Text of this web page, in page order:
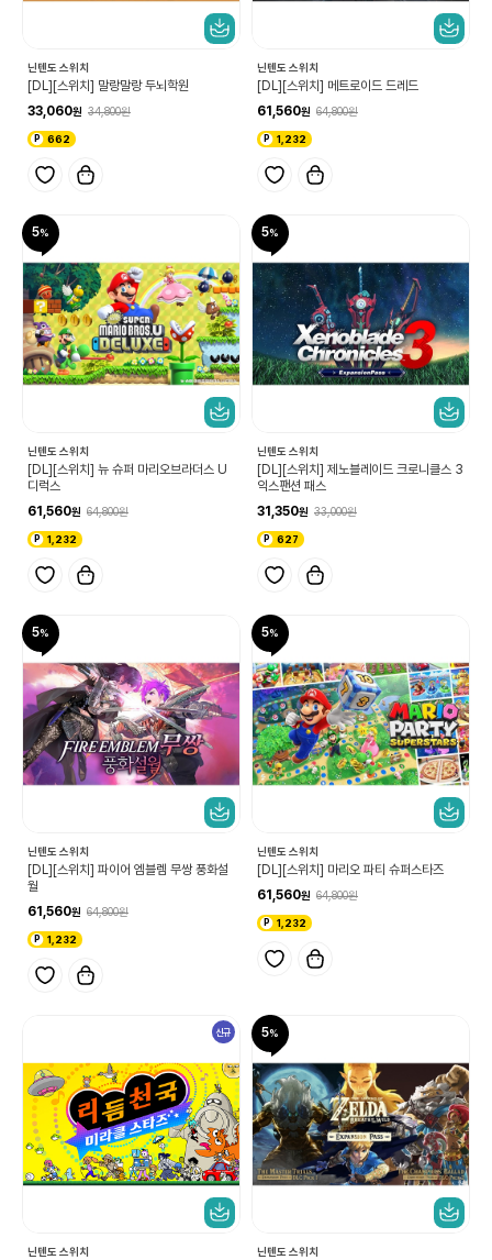
닌텐도 스위치
[DL][스위치] 말랑말랑 두뇌학원
33,060
34,800
662
닌텐도 스위치
[DL][스위치] 메트로이드 드레드
61,560
64,800
1,232
5
닌텐도 스위치
[DL][스위치] 뉴 슈퍼 마리오브라더스 U
디럭스
61,560
64,800
1,232
5
닌텐도 스위치
[DL][스위치] 제노블레이드 크로니클스 3
익스팬션 패스
31,350
33,000
627
5
닌텐도 스위치
[DL][스위치] 파이어 엠블렘 무쌍 풍화설
월
61,560
64,800
1,232
5
닌텐도 스위치
[DL][스위치] 마리오 파티 슈퍼스타즈
61,560
64,800
1,232
신규
닌텐도 스위치
5
닌텐도 스위치